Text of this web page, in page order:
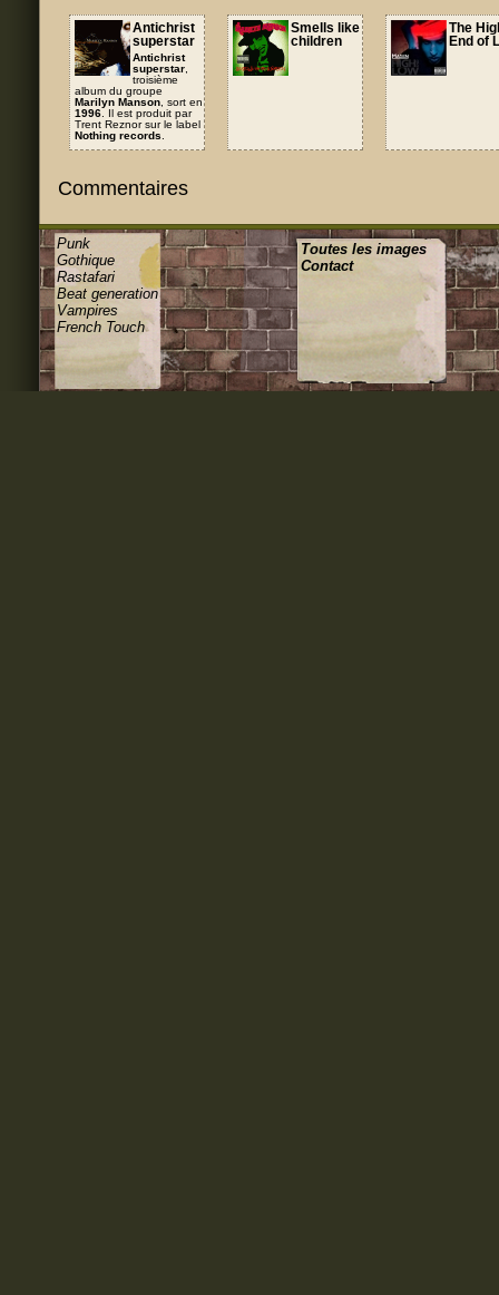
Nothing records.
Antichrist
superstar
Antichrist
superstar
troisième
album du groupe
Marilyn Manson , sort en
1996 . Il est produit par
Trent Reznor sur le label
Nothing records
Smells like
children
The
End of
Commentaires
Punk
Gothique
Rastafari
Beat generation
Vampires
French Touch
Toutes les images
Contact